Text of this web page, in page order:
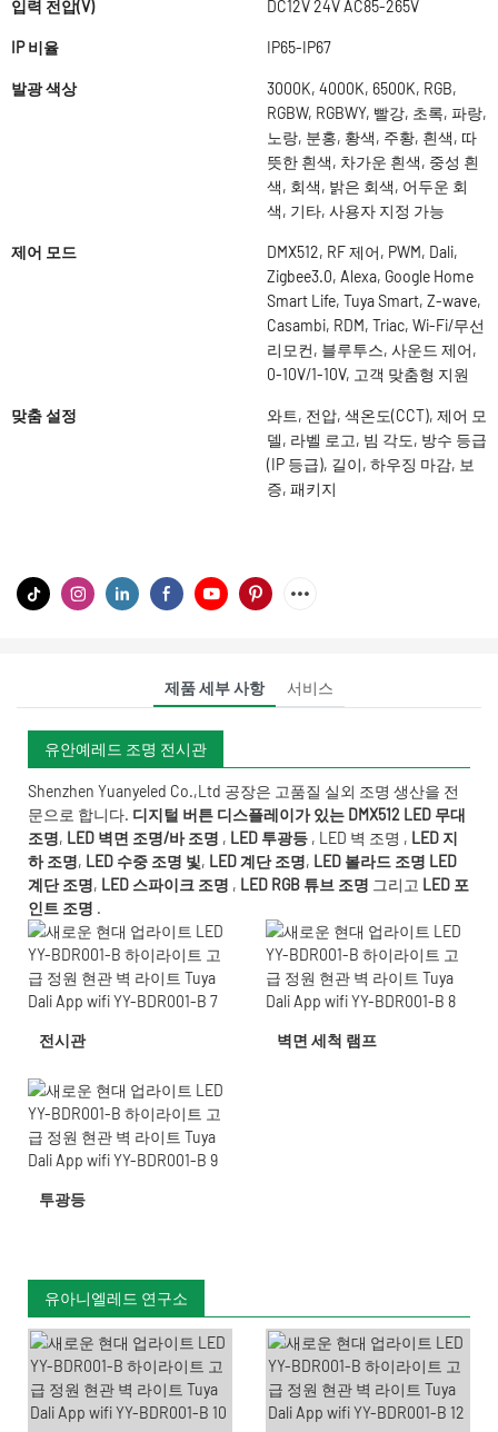
입력 전압(V) DC12V 24V AC85-265V
IP 비율 IP65-IP67
발광 색상
3000K, 4000K, 6500K, RGB,
RGBW, RGBWY, 빨강, 초록, 파랑,
노랑, 분홍, 황색, 주황, 흰색, 따
뜻한 흰색, 차가운 흰색, 중성 흰
색, 회색, 밝은 회색, 어두운 회
색, 기타, 사용자 지정 가능
제어 모드
DMX512, RF 제어, PWM, Dali,
Zigbee3.0, Alexa, Google Home
Smart Life, Tuya Smart, Z-wave,
Casambi, RDM, Triac, Wi-Fi/무선
리모컨, 블루투스, 사운드 제어,
0-10V/1-10V, 고객 맞춤형 지원
맞춤 설정
와트, 전압, 색온도(CCT), 제어 모
델, 라벨 로고, 빔 각도, 방수 등급
(IP 등급), 길이, 하우징 마감, 보
증, 패키지
제품 세부 사항 서비스
유안예레드 조명 전시관
Shenzhen Yuanyeled Co.,Ltd 공장은 고품질 실외 조명 생산을 전
문으로 합니다. 디지털 버튼 디스플레이가 있는 DMX512 LED 무대
조명, LED 벽면 조명/바 조명 , LED 투광등 , LED 벽 조명 , LED 지
하 조명, LED 수중 조명 빛, LED 계단 조명, LED 볼라드 조명 LED
계단 조명, LED 스파이크 조명 , LED RGB 튜브 조명 그리고 LED 포
인트 조명 .
전시관 벽면 세척 램프
투광등
유아니엘레드 연구소